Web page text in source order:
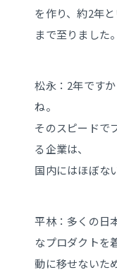
を作り、約2年
まで至りました。
松永：2年です
ね。
そのスピードで
る企業は、
国内にはほぼな
平林：多くの日
なプロダクトを
動に移せないた